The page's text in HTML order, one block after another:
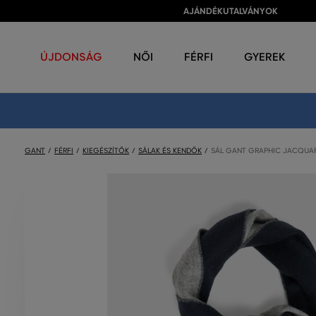
AJÁNDÉKUTALVÁNYOK
ÚJDONSÁG NŐI FÉRFI GYEREK
GANT FÉRFI KIEGÉSZÍTŐK SÁLAK ÉS KENDŐK SÁL GANT GRAPHIC